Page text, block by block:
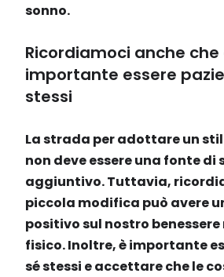
sonno.
Ricordiamoci anche che
importante essere
stessi
La strada per adottare un
non deve essere una fonte di
aggiuntivo. Tuttavia,
piccola modifica può avere
positivo sul nostro
fisico. Inoltre, è importante
sé stessi e accettare che le